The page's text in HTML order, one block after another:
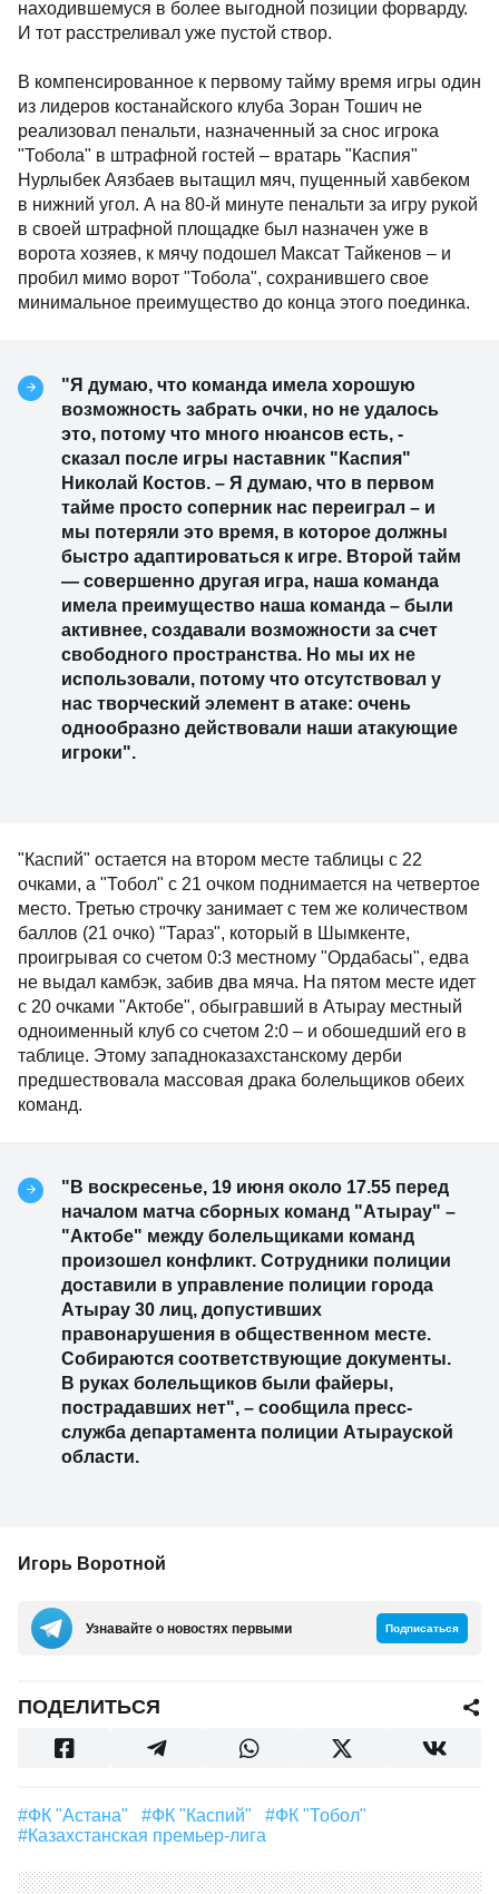
находившемуся в более выгодной позиции форварду.
И тот расстреливал уже пустой створ.
В компенсированное к первому тайму время игры один
из лидеров костанайского клуба Зоран Тошич не
реализовал пенальти, назначенный за снос игрока
"Тобола" в штрафной гостей – вратарь "Каспия"
Нурлыбек Аязбаев вытащил мяч, пущенный хавбеком
в нижний угол. А на 80-й минуте пенальти за игру рукой
в своей штрафной площадке был назначен уже в
ворота хозяев, к мячу подошел Максат Тайкенов – и
пробил мимо ворот "Тобола", сохранившего свое
минимальное преимущество до конца этого поединка.
"Я думаю, что команда имела хорошую
возможность забрать очки, но не удалось
это, потому что много нюансов есть, -
сказал после игры наставник "Каспия"
Николай Костов. – Я думаю, что в первом
тайме просто соперник нас переиграл – и
мы потеряли это время, в которое должны
быстро адаптироваться к игре. Второй тайм
— совершенно другая игра, наша команда
имела преимущество наша команда – были
активнее, создавали возможности за счет
свободного пространства. Но мы их не
использовали, потому что отсутствовал у
нас творческий элемент в атаке: очень
однообразно действовали наши атакующие
игроки".
"Каспий" остается на втором месте таблицы с 22
очками, а "Тобол" с 21 очком поднимается на четвертое
место. Третью строчку занимает с тем же количеством
баллов (21 очко) "Тараз", который в Шымкенте,
проигрывая со счетом 0:3 местному "Ордабасы", едва
не выдал камбэк, забив два мяча. На пятом месте идет
с 20 очками "Актобе", обыгравший в Атырау местный
одноименный клуб со счетом 2:0 – и обошедший его в
таблице. Этому западноказахстанскому дерби
предшествовала массовая драка болельщиков обеих
команд.
"В воскресенье, 19 июня около 17.55 перед
началом матча сборных команд "Атырау" –
"Актобе" между болельщиками команд
произошел конфликт. Сотрудники полиции
доставили в управление полиции города
Атырау 30 лиц, допустивших
правонарушения в общественном месте.
Собираются соответствующие документы.
В руках болельщиков были файеры,
пострадавших нет", – сообщила пресс-
служба департамента полиции Атырауской
области.
Игорь Воротной
Узнавайте о новостях первыми Подписаться
ПОДЕЛИТЬСЯ
#ФК "Астана" #ФК "Каспий"
#ФК "Тобол"
#Казахстанская премьер-лига